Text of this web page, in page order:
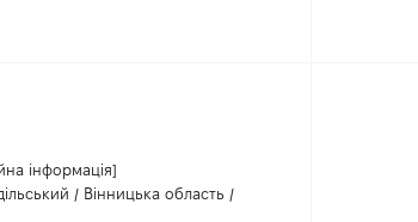
інформація]
/ Вінницька область /